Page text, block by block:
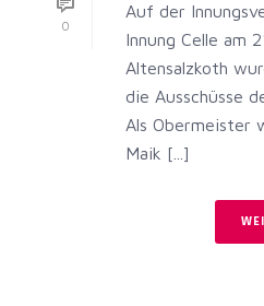
0
Auf der
Innung Celle am
Altensalzkoth
die Ausschüsse
Als Obermeister
Maik [...]